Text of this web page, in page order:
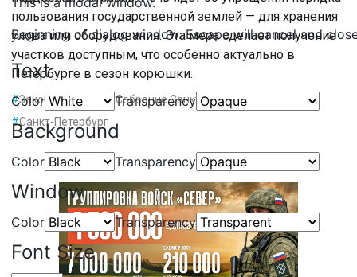
Beginning of dialog window. Escape will cancel and
Text
Color Transparency
Background
Color Transparency
Window
Color Transparency
Font Size
пользования государственной землей — для хранения
улова или оборудования. Эта мера сделает получение
участков доступным, что особенно актуально в
Петербурге в сезон корюшки.
#Законодательное Собрание Санкт-Петербурга
#Санкт-Петербург